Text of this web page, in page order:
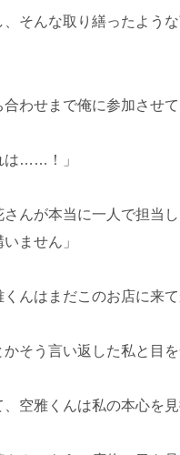
、そんな取り繕ったよう
合わせまで俺に参加させ
は……！」
さんが本当に一人で担当
ません」
くんはまだこのお店に来
かそう言い返した私と目
、空雅くんは私の本心を